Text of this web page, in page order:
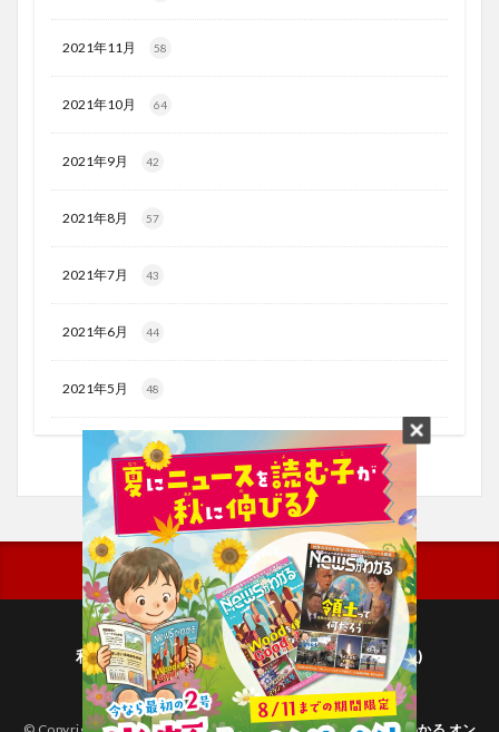
2021年11月 58
2021年10月 64
2021年9月 42
2021年8月 57
2021年7月 43
2021年6月 44
2021年5月 48
利用規約
プライバシーポリシー(毎日新聞出版)
個人情報について(毎日新聞社)